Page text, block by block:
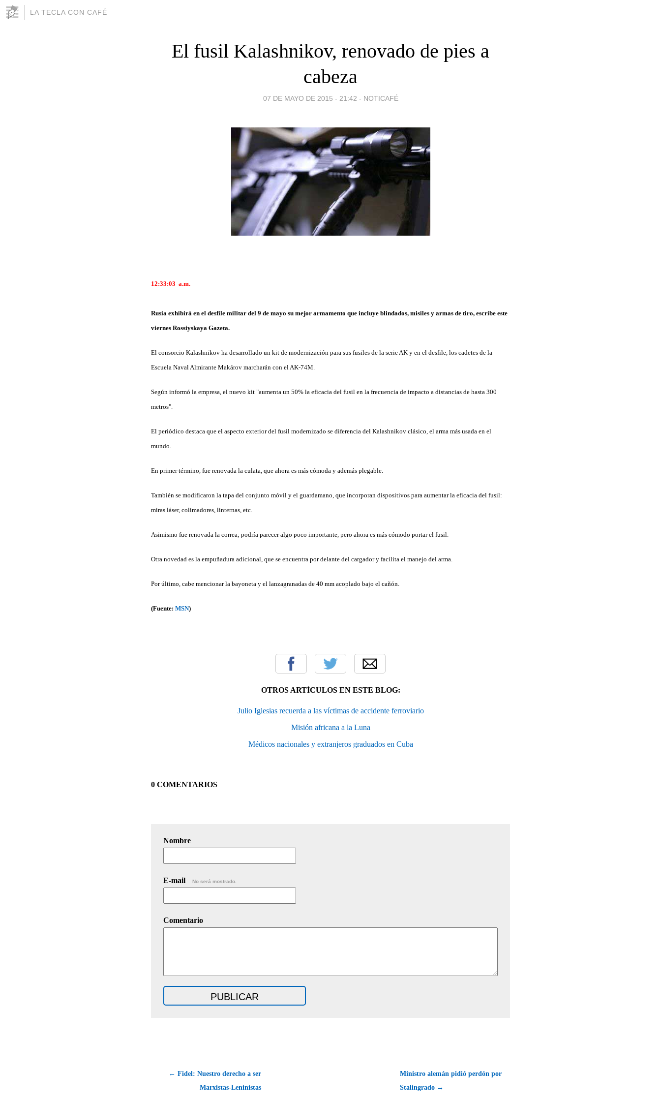
LA TECLA CON CAFÉ
El fusil Kalashnikov, renovado de pies a
cabeza
07 DE MAYO DE 2015 - 21:42 - NOTICAFÉ
12:33:03 a.m.
Rusia exhibirá en el desfile militar del 9 de mayo su mejor armamento que incluye blindados, misiles y armas de tiro, escribe este
viernes Rossiyskaya Gazeta.
El consorcio Kalashnikov ha desarrollado un kit de modernización para sus fusiles de la serie AK y en el desfile, los cadetes de la
Escuela Naval Almirante Makárov marcharán con el AK-74M.
Según informó la empresa, el nuevo kit "aumenta un 50% la eficacia del fusil en la frecuencia de impacto a distancias de hasta 300
metros".
El periódico destaca que el aspecto exterior del fusil modernizado se diferencia del Kalashnikov clásico, el arma más usada en el
mundo.
En primer término, fue renovada la culata, que ahora es más cómoda y además plegable.
También se modificaron la tapa del conjunto móvil y el guardamano, que incorporan dispositivos para aumentar la eficacia del fusil:
miras láser, colimadores, linternas, etc.
Asimismo fue renovada la correa; podría parecer algo poco importante, pero ahora es más cómodo portar el fusil.
Otra novedad es la empuñadura adicional, que se encuentra por delante del cargador y facilita el manejo del arma.
Por último, cabe mencionar la bayoneta y el lanzagranadas de 40 mm acoplado bajo el cañón.
(Fuente: MSN)
OTROS ARTÍCULOS EN ESTE BLOG:
Julio Iglesias recuerda a las víctimas de accidente ferroviario
Misión africana a la Luna
Médicos nacionales y extranjeros graduados en Cuba
0 COMENTARIOS
Nombre
E-mail No será mostrado.
Comentario
← Fidel: Nuestro derecho a ser
Marxistas-Leninistas
Ministro alemán pidió perdón por
Stalingrado →